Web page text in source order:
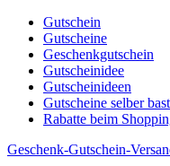
Skip
content
Gutschein
Gutscheine
Geschenkgutschein
Gutscheinidee
Gutscheinideen
Gutscheine selber
Rabatte beim
Geschenk-Gutschein-